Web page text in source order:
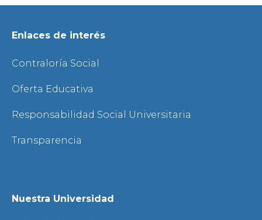
Enlaces de interés
Contraloría Social
Oferta Educativa
Responsabilidad Social Universitaria
Transparencia
Nuestra Universidad